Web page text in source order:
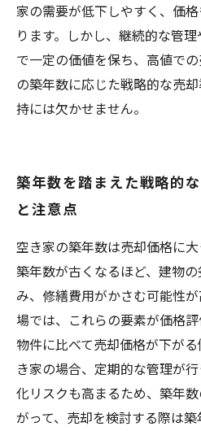
家の需要が低下しやすく、価
ります。しかし、継続的な管
で一定の価値を保ち、高値で
の築年数に応じた戦略的な売
持には欠かせません。
築年数を踏まえた戦略的
と注意点
空き家の築年数は売却価格に大
築年数が古くなるほど、建物
み、修繕費用がかさむ可能性
場では、これらの要素が価格
物件に比べて売却価格が下が
き家の場合、定期的な管理が
化リスクも高まるため、築年
がって、売却を検討する際は